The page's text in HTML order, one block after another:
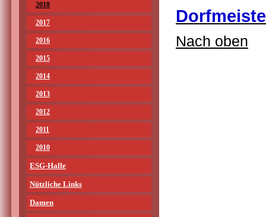
2018
2017
2016
2015
2014
2013
2012
2011
2010
ESG-Halle
Nützliche Links
Damen
Nach oben